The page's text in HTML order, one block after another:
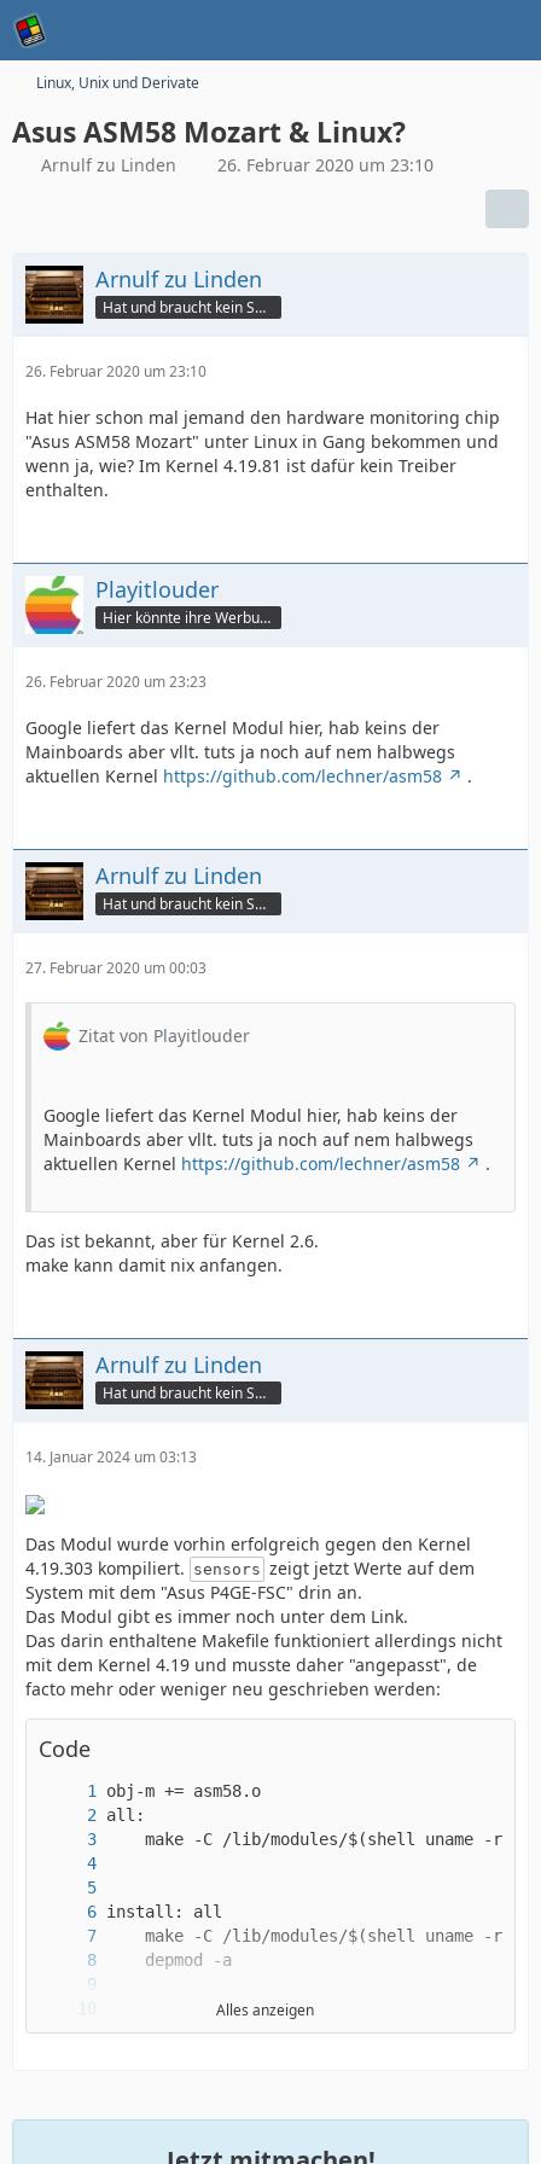
Linux, Unix und Derivate
Asus ASM58 Mozart & Linux?
Arnulf zu Linden 26. Februar 2020 um 23:10
Arnulf zu Linden
Hat und braucht kein Smartphone!
26. Februar 2020 um 23:10
Hat hier schon mal jemand den hardware monitoring chip
"Asus ASM58 Mozart" unter Linux in Gang bekommen und
wenn ja, wie? Im Kernel 4.19.81 ist dafür kein Treiber
enthalten.
Playitlouder
Hier könnte ihre Werbung stehen
26. Februar 2020 um 23:23
Google liefert das Kernel Modul hier, hab keins der
Mainboards aber vllt. tuts ja noch auf nem halbwegs
aktuellen Kernel https://github.com/lechner/asm58 .
Arnulf zu Linden
Hat und braucht kein Smartphone!
27. Februar 2020 um 00:03
Zitat von Playitlouder
Google liefert das Kernel Modul hier, hab keins der
Mainboards aber vllt. tuts ja noch auf nem halbwegs
aktuellen Kernel https://github.com/lechner/asm58 .
Das ist bekannt, aber für Kernel 2.6.
make kann damit nix anfangen.
Arnulf zu Linden
Hat und braucht kein Smartphone!
14. Januar 2024 um 03:13
Das Modul wurde vorhin erfolgreich gegen den Kernel
4.19.303 kompiliert. sensors zeigt jetzt Werte auf dem
System mit dem "Asus P4GE-FSC" drin an.
Das Modul gibt es immer noch unter dem Link.
Das darin enthaltene Makefile funktioniert allerdings nicht
mit dem Kernel 4.19 und musste daher "angepasst", de
facto mehr oder weniger neu geschrieben werden:
Code
Alles anzeigen